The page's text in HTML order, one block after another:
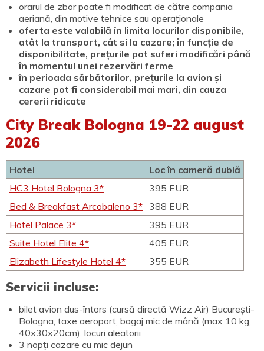
orarul de zbor poate fi modificat de către compania
aeriană, din motive tehnice sau operaționale
oferta este valabilă în limita locurilor disponibile,
atât la transport, cât si la cazare; în funcție de
disponibilitate, prețurile pot suferi modificări până
în momentul unei rezervări ferme
în perioada sărbătorilor, prețurile la avion și
cazare pot fi considerabil mai mari, din cauza
cererii ridicate
City Break Bologna 19-22 august
2026
Hotel
Loc în cameră dublă
HC3 Hotel Bologna 3*
395 EUR
Bed & Breakfast Arcobaleno 3* 388 EUR
Hotel Palace 3*
395 EUR
Suite Hotel Elite 4*
405 EUR
Elizabeth Lifestyle Hotel 4*
355 EUR
Servicii incluse:
bilet avion dus-întors (cursă directă Wizz Air) București-
Bologna, taxe aeroport, bagaj mic de mână (max 10 kg,
40x30x20cm), locuri aleatorii
3 nopți cazare cu mic dejun